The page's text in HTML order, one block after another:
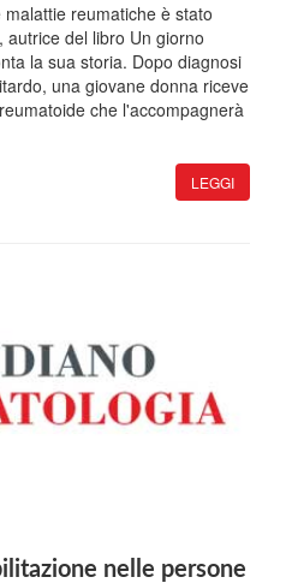
reumatiche è stato
del libro Un giorno
la sua storia. Dopo diagnosi
una giovane donna riceve
che l'accompagnerà
LEGGI
nelle persone